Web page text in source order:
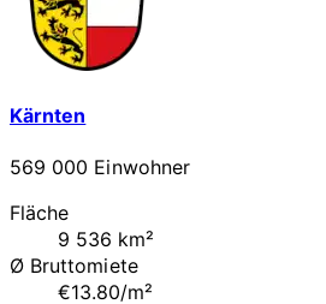
Kärnten
569 000 Einwohner
Fläche
9 536 km²
Ø Bruttomiete
€13.80/m²